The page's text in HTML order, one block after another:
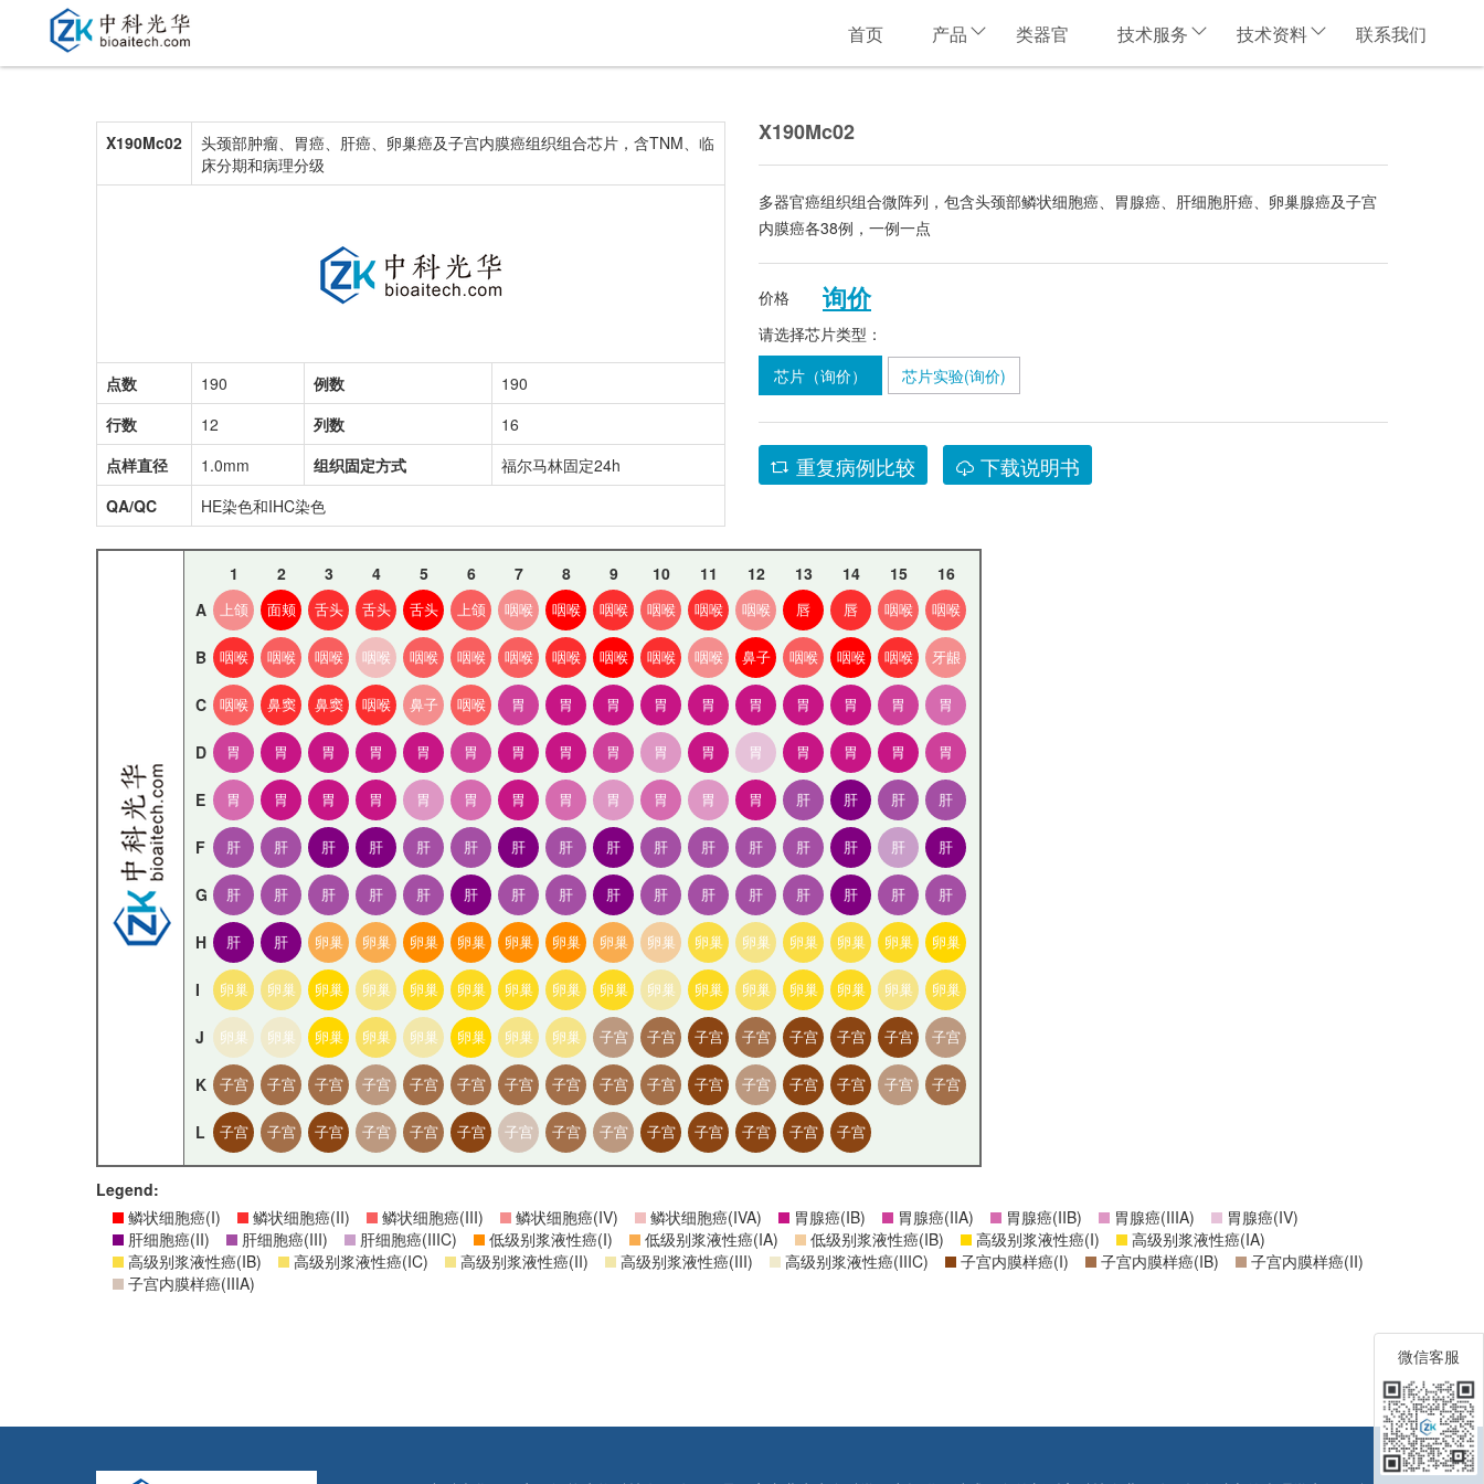
首页 产品 类器官 技术服务 技术资料 联系我们
X190Mc02
头颈部肿瘤、胃癌、肝癌、卵巢癌及子宫内膜癌组织组合芯片，含TNM、临
床分期和病理分级
点数 190 例数
190
行数
12 列数
16
点样直径
1.0mm 组织固定方式
福尔马林固定24h
QA/QC
HE染色和IHC染色
X190Mc02
多器官癌组织组合微阵列，包含头颈部鳞状细胞癌、胃腺癌、肝细胞肝癌、卵巢腺癌及子宫
内膜癌各38例，一例一点
价格 询价
请选择芯片类型：
芯片（询价）
芯片实验(询价)
重复病例比较 下载说明书
1 2 3 4 5 6 7 8 9 10 11 12 13 14 15
16
A
上颌 面颊 舌头 舌头 舌头 上颌 咽喉 咽喉 咽喉 咽喉 咽喉 咽喉 唇 唇 咽喉 咽喉
B 咽喉 咽喉 咽喉 咽喉 咽喉 咽喉 咽喉 咽喉 咽喉 咽喉 咽喉 鼻子 咽喉 咽喉 咽喉 牙龈
C 咽喉 鼻窦 鼻窦 咽喉 鼻子 咽喉 胃 胃 胃 胃 胃 胃 胃 胃 胃 胃
D 胃 胃 胃 胃 胃 胃 胃 胃 胃 胃 胃 胃 胃 胃 胃 胃
E 胃 胃 胃 胃 胃 胃 胃 胃 胃 胃 胃 胃 肝 肝 肝 肝
F 肝 肝 肝 肝 肝 肝 肝 肝 肝 肝 肝 肝 肝 肝 肝 肝
G 肝 肝 肝 肝 肝 肝 肝 肝 肝 肝 肝 肝 肝 肝 肝 肝
H 肝 肝 卵巢 卵巢 卵巢 卵巢 卵巢 卵巢 卵巢 卵巢 卵巢 卵巢 卵巢 卵巢 卵巢 卵巢
I 卵巢 卵巢 卵巢 卵巢 卵巢 卵巢 卵巢 卵巢 卵巢 卵巢 卵巢 卵巢 卵巢 卵巢 卵巢 卵巢
J 卵巢 卵巢 卵巢 卵巢 卵巢 卵巢 卵巢 卵巢 子宫 子宫 子宫 子宫 子宫 子宫 子宫 子宫
K 子宫 子宫 子宫 子宫 子宫 子宫 子宫 子宫 子宫 子宫 子宫 子宫 子宫 子宫 子宫 子宫
L 子宫 子宫 子宫 子宫 子宫 子宫 子宫 子宫 子宫 子宫 子宫 子宫 子宫 子宫
Legend:
鳞状细胞癌(I)
鳞状细胞癌(II) 鳞状细胞癌(III) 鳞状细胞癌(IV) 鳞状细胞癌(IVA) 胃腺癌(IB) 胃腺癌(IIA) 胃腺癌(IIB) 胃腺癌(IIIA)
胃腺癌(IV)
肝细胞癌(II)
肝细胞癌(III) 肝细胞癌(IIIC) 低级别浆液性癌(I) 低级别浆液性癌(IA) 低级别浆液性癌(IB) 高级别浆液性癌(I)
高级别浆液性癌(IA)
高级别浆液性癌(IB)
高级别浆液性癌(IC) 高级别浆液性癌(II) 高级别浆液性癌(III) 高级别浆液性癌(IIIC) 子宫内膜样癌(I) 子宫内膜样癌(IB)
子宫内膜样癌(II)
子宫内膜样癌(IIIA)
微信客服